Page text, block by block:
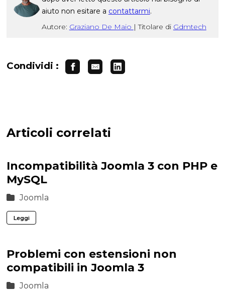
aiuto non esitare a contattarmi.
Autore: Graziano De Maio | Titolare di Gdmtech
Condividi :
Articoli correlati
Incompatibilità Joomla 3 con PHP e
MySQL
Joomla
Leggi
Problemi con estensioni non
compatibili in Joomla 3
Joomla